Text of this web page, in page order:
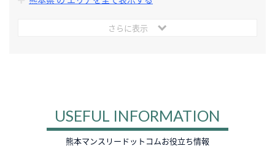
さらに表示
USEFUL INFORMATION
熊本マンスリードットコムお役立ち情報